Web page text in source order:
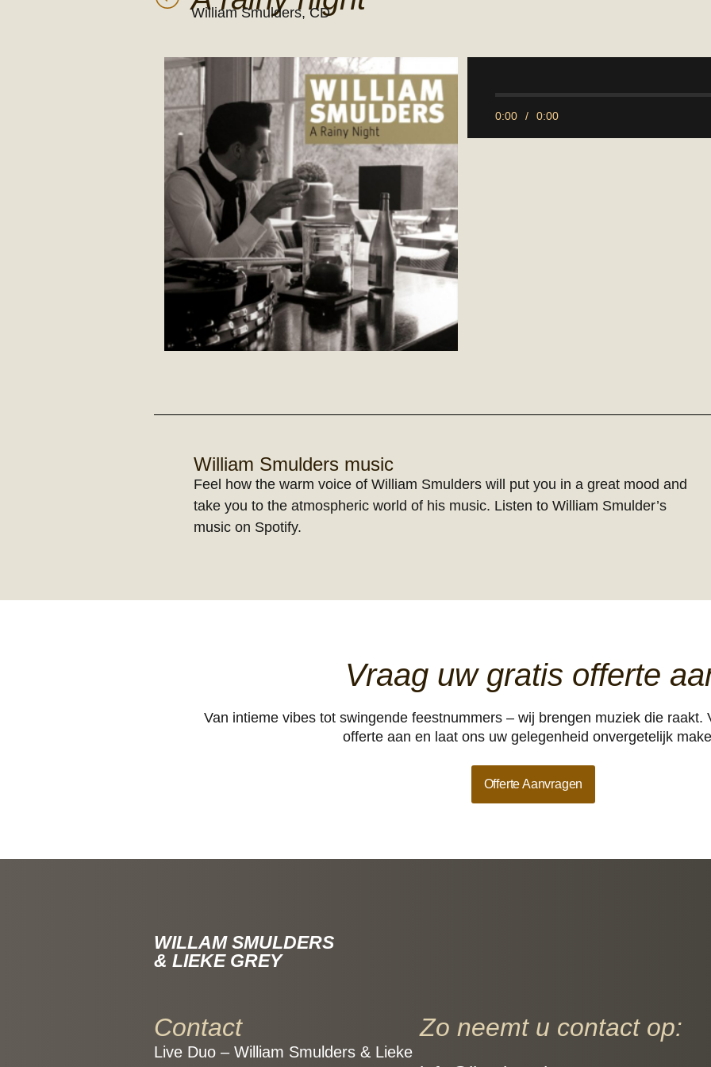
William Smulders, CD
0:00 / 0:00
William Smulders music
Feel how the warm voice of William Smulders will put you in a great mood and
take you to the atmospheric world of his music. Listen to William Smulder’s
music on Spotify.
Vraag uw gratis offerte
Van intieme vibes tot swingende feestnummers – wij brengen muziek die raakt.
offerte aan en laat ons uw gelegenheid onvergetelijk
Offerte Aanvragen
WILLAM SMULDERS
& LIEKE GREY
Contact
Live Duo – William Smulders & Lieke
Zo neemt u contact op: